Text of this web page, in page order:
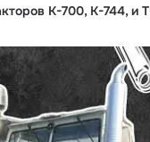
К-700, К-744, и